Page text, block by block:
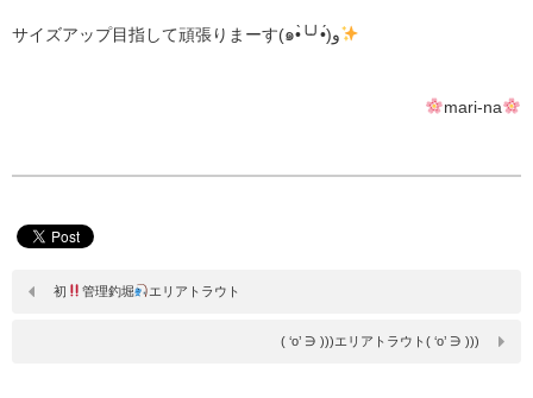
サイズアップ目指して頑張りまーす(๑•̀╰╯•́)و
mari-na
初 管理釣堀 エリアトラウト
( ‘o’ ∋ )))エリアトラウト( ‘o’ ∋ )))